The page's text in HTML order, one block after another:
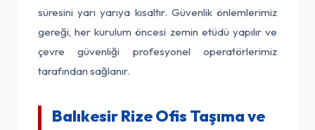
süresini yarı yarıya kısaltır. Güvenlik önlemlerimiz
gereği, her kurulum öncesi zemin etüdü yapılır ve
çevre güvenliği profesyonel operatörlerimiz
tarafından sağlanır.
Balıkesir Rize Ofis Taşıma ve